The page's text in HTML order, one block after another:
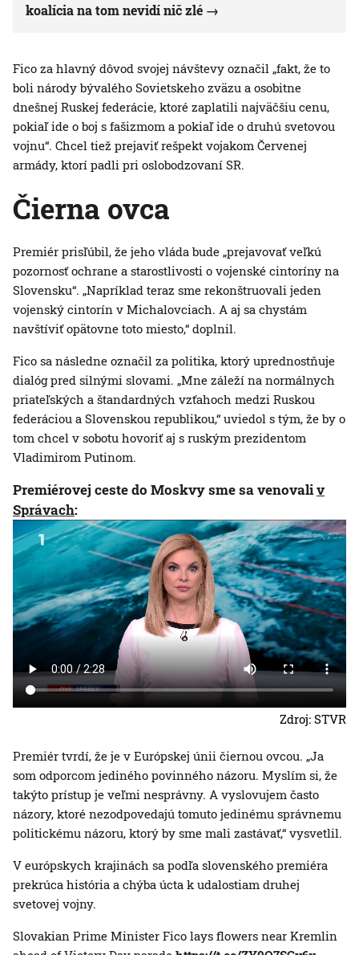
koalícia na tom nevidí nič zlé
Fico za hlavný dôvod svojej návštevy označil „fakt, že to
boli národy bývalého Sovietskeho zväzu a osobitne
dnešnej Ruskej federácie, ktoré zaplatili najväčšiu cenu,
pokiaľ ide o boj s fašizmom a pokiaľ ide o druhú svetovou
vojnu“. Chcel tiež prejaviť rešpekt vojakom Červenej
armády, ktorí padli pri oslobodzovaní SR.
Čierna ovca
Premiér prisľúbil, že jeho vláda bude „prejavovať veľkú
pozornosť ochrane a starostlivosti o vojenské cintoríny na
Slovensku“. „Napríklad teraz sme rekonštruovali jeden
vojenský cintorín v Michalovciach. A aj sa chystám
navštíviť opätovne toto miesto,“ doplnil.
Fico sa následne označil za politika, ktorý uprednostňuje
dialóg pred silnými slovami. „Mne záleží na normálnych
priateľských a štandardných vzťahoch medzi Ruskou
federáciou a Slovenskou republikou,“ uviedol s tým, že by o
tom chcel v sobotu hovoriť aj s ruským prezidentom
Vladimirom Putinom.
Premiérovej ceste do Moskvy sme sa venovaliv
Správach:
Zdroj: STVR
Premiér tvrdí, že je v Európskej únii čiernou ovcou. „Ja
som odporcom jediného povinného názoru. Myslím si, že
takýto prístup je veľmi nesprávny. A vyslovujem často
názory, ktoré nezodpovedajú tomuto jedinému správnemu
politickému názoru, ktorý by sme mali zastávať,“ vysvetlil.
V európskych krajinách sa podľa slovenského premiéra
prekrúca história a chýba úcta k udalostiam druhej
svetovej vojny.
Slovakian Prime Minister Fico lays flowers near Kremlin